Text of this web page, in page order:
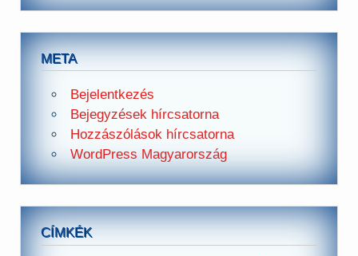
META
Bejelentkezés
Bejegyzések hírcsatorna
Hozzászólások hírcsatorna
WordPress Magyarország
CÍMKÉK